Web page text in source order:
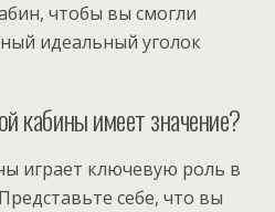
чтобы вы смогли
идеальный уголок
кабины имеет значение?
играет ключевую роль в
себе, что вы